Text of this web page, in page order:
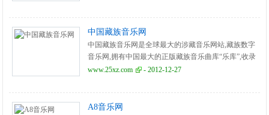
中国藏族音乐网
中国藏族音乐网是全球最大的涉藏音乐网站,藏族数字
音乐网,拥有中国最大的正版藏族音乐曲库“乐库”,收录
藏族歌手原创及翻唱歌曲,最新藏族音乐,西藏音乐,藏族
www.25xz.com - 2012-12-27
A8音乐网